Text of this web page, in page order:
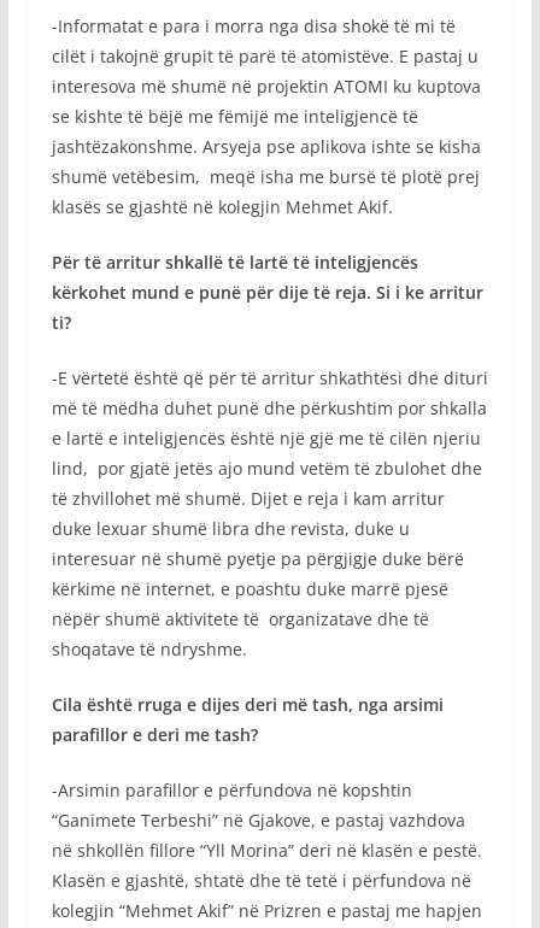
-Informatat e para i morra nga disa shokë të mi të
cilët i takojnë grupit të parë të atomistëve. E pastaj u
interesova më shumë në projektin ATOMI ku kuptova
se kishte të bëjë me fëmijë me inteligjencë të
jashtëzakonshme. Arsyeja pse aplikova ishte se kisha
shumë vetëbesim, meqë isha me bursë të plotë prej
klasës se gjashtë në kolegjin Mehmet Akif.
Për të arritur shkallë të lartë të inteligjencës
kërkohet mund e punë për dije të reja. Si i ke arritur
ti?
-E vërtetë është që për të arritur shkathtësi dhe dituri
më të mëdha duhet punë dhe përkushtim por shkalla
e lartë e inteligjencës është një gjë me të cilën njeriu
lind, por gjatë jetës ajo mund vetëm të zbulohet dhe
të zhvillohet më shumë. Dijet e reja i kam arritur
duke lexuar shumë libra dhe revista, duke u
interesuar në shumë pyetje pa përgjigje duke bërë
kërkime në internet, e poashtu duke marrë pjesë
nëpër shumë aktivitete të organizatave dhe të
shoqatave të ndryshme.
Cila është rruga e dijes deri më tash, nga arsimi
parafillor e deri me tash?
-Arsimin parafillor e përfundova në kopshtin
“Ganimete Terbeshi” në Gjakove, e pastaj vazhdova
në shkollën fillore “Yll Morina” deri në klasën e pestë.
Klasën e gjashtë, shtatë dhe të tetë i përfundova në
kolegjin “Mehmet Akif” në Prizren e pastaj me hapjen